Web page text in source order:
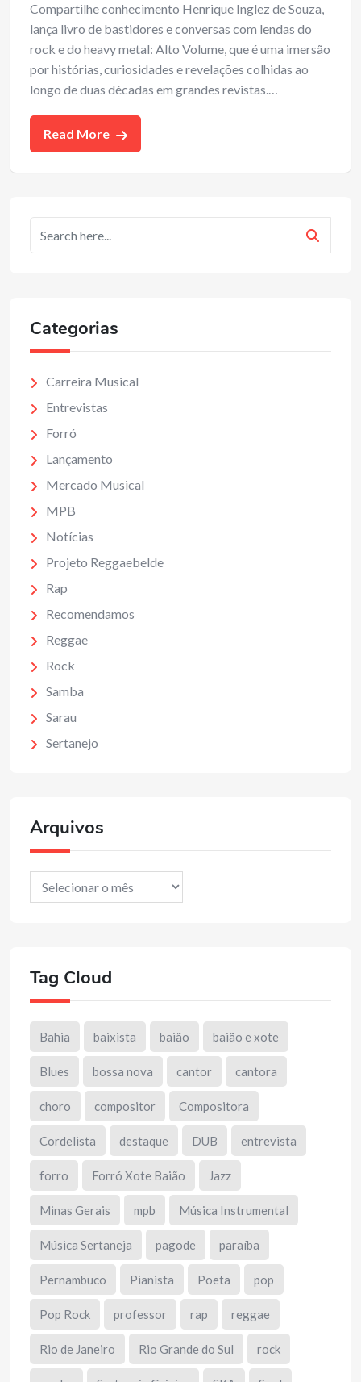
Compartilhe conhecimento Henrique Inglez de Souza,
lança livro de bastidores e conversas com lendas do
rock e do heavy metal: Alto Volume, que é uma imersão
por histórias, curiosidades e revelações colhidas ao
longo de duas décadas em grandes revistas.…
Read More
Categorias
Carreira Musical
Entrevistas
Forró
Lançamento
Mercado Musical
MPB
Notícias
Projeto Reggaebelde
Rap
Recomendamos
Reggae
Rock
Samba
Sarau
Sertanejo
Arquivos
Arquivos
Tag Cloud
Bahia baixista baião baião e xote
Blues bossa nova cantor cantora
choro compositor Compositora
Cordelista destaque DUB entrevista
forro Forró Xote Baião Jazz
Minas Gerais mpb Música Instrumental
Música Sertaneja pagode paraíba
Pernambuco Pianista Poeta pop
Pop Rock professor rap reggae
Rio de Janeiro Rio Grande do Sul rock